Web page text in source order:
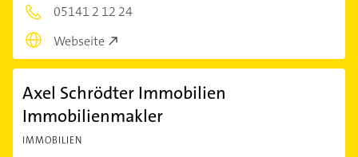
05141 2 12 24
Webseite
Axel Schrödter Immobilien
Immobilienmakler
IMMOBILIEN